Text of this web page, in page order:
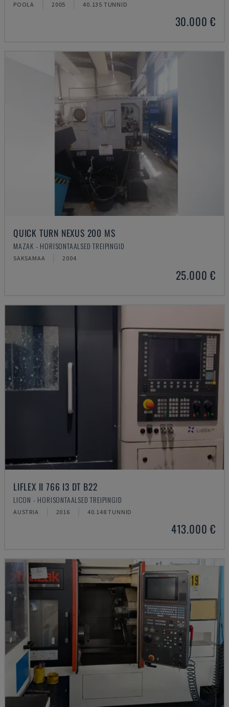
POOLA 2005 40.135 TUNNID
30.000 €
QUICK TURN NEXUS 200 MS
MAZAK - HORISONTAALSED TREIPINGID
SAKSAMAA 2004
25.000 €
LIFLEX II 766 I3 DT B22
LICON - HORISONTAALSED TREIPINGID
AUSTRIA 2016 40.148 TUNNID
413.000 €